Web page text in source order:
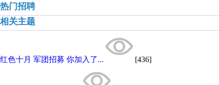
热门招聘
相关主题
红色十月 军团招募 你加入了... [436]